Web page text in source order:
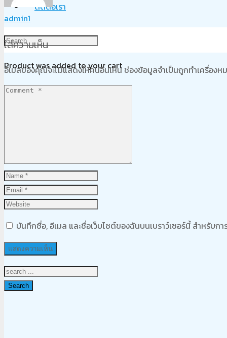
ติดต่อเรา
Productwas added to your cart
admin1
ใส่ความเห็น
อีเมลของคุณจะไม่แสดงให้คนอื่นเห็น ช่องข้อมูลจำเป็นถูกทำเครื่องห
บันทึกชื่อ, อีเมล และชื่อเว็บไซต์ของฉันบนเบราว์เซอร์นี้ สำหรับก
Search